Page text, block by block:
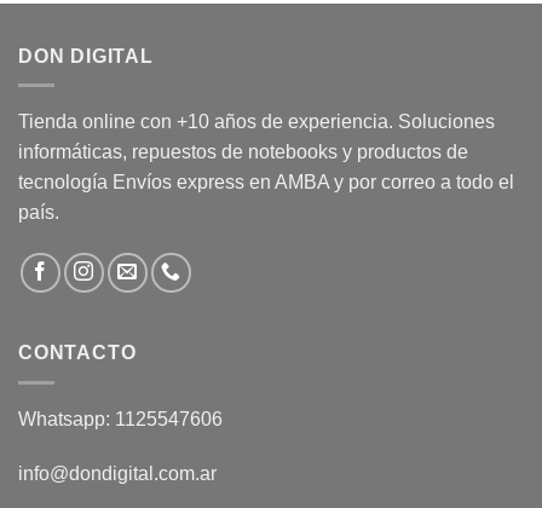
DON DIGITAL
Tienda online con +10 años de experiencia. Soluciones
informáticas, repuestos de notebooks y productos de
tecnología Envíos express en AMBA y por correo a todo el
país.
CONTACTO
Whatsapp: 1125547606
info@dondigital.com.ar